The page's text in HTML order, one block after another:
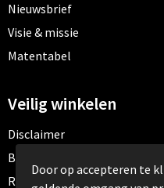
Nieuwsbrief
Visie & missie
Matentabel
Veilig winkelen
Disclaimer
Betaalmethoden
Retourneren
Door op accepteren te